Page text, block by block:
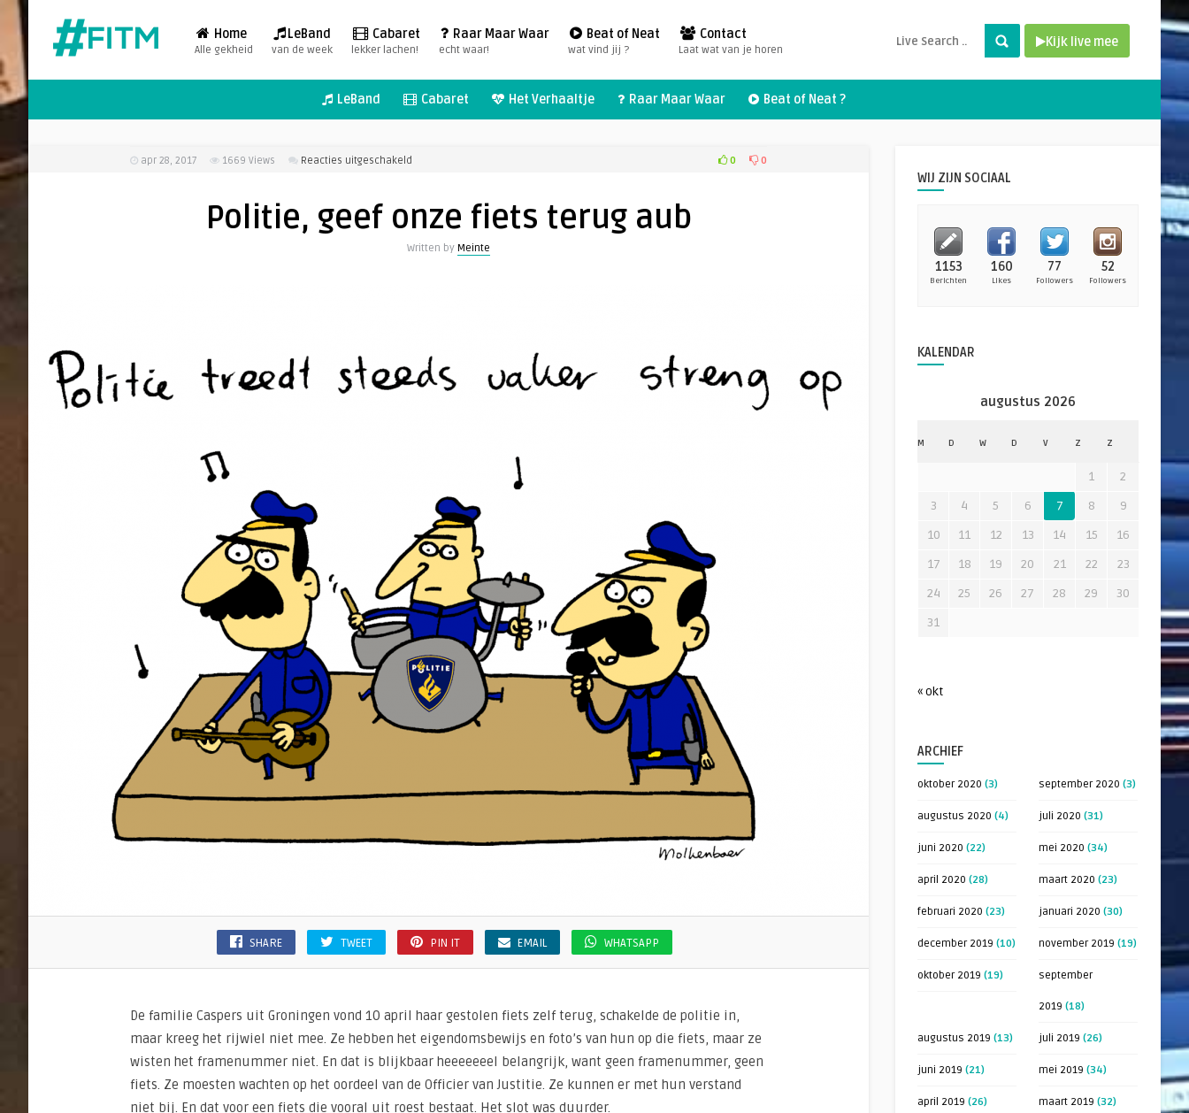
Home
Alle gekheid
LeBand
van de week
Cabaret
lekker lachen!
Raar Maar Waar
echt waar!
Beat of Neat
wat vind jij ?
Contact
Laat wat van je horen
Kijk live mee
LeBand Cabaret Het Verhaaltje Raar Maar Waar Beat of Neat ?
apr 28, 2017 1669 Views Reacties uitgeschakeld
onze
0 0
Politie, geef onze fiets terug aub
Written by Meinte
SHARE TWEET PIN IT EMAIL WHATSAPP
De familie Caspers uit Groningen vond 10 april haar gestolen fiets zelf terug, schakelde de politie in,
maar kreeg het rijwiel niet mee. Ze hebben het eigendomsbewijs en foto’s van hun op die fiets, maar ze
wisten het framenummer niet. En dat is blijkbaar heeeeeeel belangrijk, want geen framenummer, geen
fiets. Ze moesten wachten op het oordeel van de Officier van Justitie. Ze kunnen er met hun verstand
niet bij. En dat voor een fiets die vooral uit roest bestaat. Het slot was duurder.
WIJ ZIJN SOCIAAL
1153
Berichten
160
Likes
77
Followers
52
Followers
KALENDAR
augustus 2026
M D W D V Z Z
1
2
3
4 5 6 7 8
9
10
11 12 13 14 15
16
17
18 19 20 21 22
23
24
25 26 27 28 29
30
31
« okt
ARCHIEF
oktober 2020 (3) september 2020 (3)
augustus 2020 (4) juli 2020 (31)
juni 2020 (22) mei 2020 (34)
april 2020 (28) maart 2020 (23)
februari 2020 (23) januari 2020 (30)
december 2019 (10) november 2019 (19)
oktober 2019 (19) september
2019 (18)
augustus 2019 (13) juli 2019 (26)
juni 2019 (21) mei 2019 (34)
april 2019 (26) maart 2019 (32)